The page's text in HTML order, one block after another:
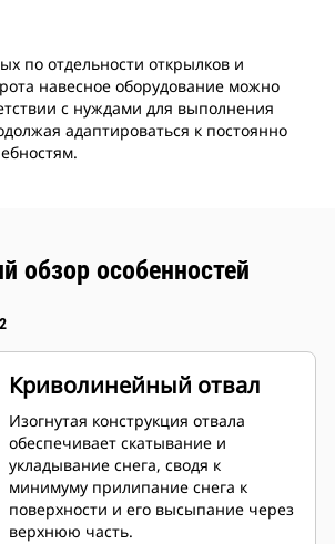
по отдельности открылков и
навесное оборудование можно
с нуждами для выполнения
адаптироваться к постоянно
обзор особенностей
Криволинейный отвал
Изогнутая конструкция отвала
обеспечивает скатывание и
укладывание снега, сводя к
минимуму прилипание снега к
поверхности и его высыпание через
верхнюю часть.